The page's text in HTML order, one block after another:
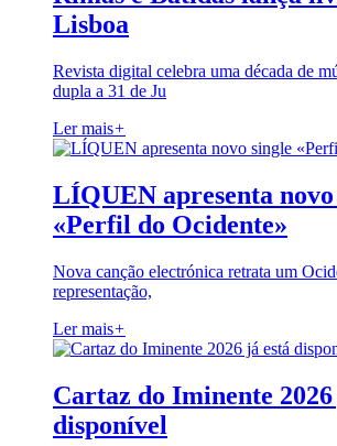
Lisboa
Revista digital celebra uma década de
dupla a 31 de Ju
Ler mais+
LÍQUEN apresenta novo
«Perfil do Ocidente»
Nova canção electrónica retrata um
representação,
Ler mais+
Cartaz do Iminente 2026
disponível